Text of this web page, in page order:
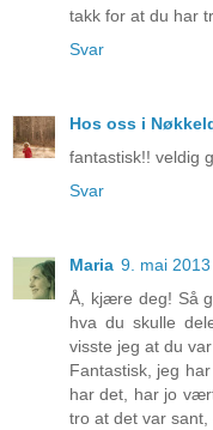
takk for at du har
Svar
Hos oss i
fantastisk!! veldig
Svar
Maria 9. mai
Å, kjære deg! Så
hva du skulle
visste jeg at du
Fantastisk, jeg
har det, har jo
tro at det var sant,